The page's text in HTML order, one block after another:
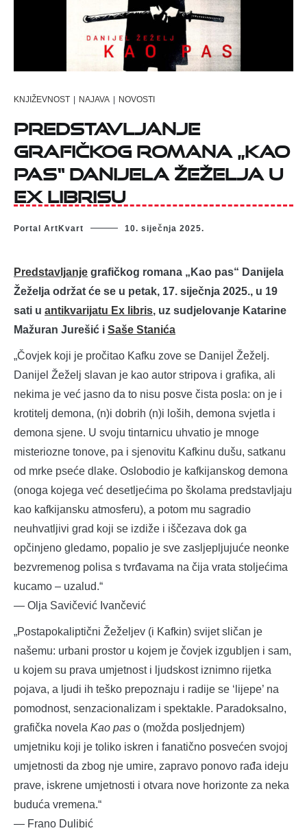
KNJIŽEVNOST | NAJAVA | NOVOSTI
Predstavljanje
grafičkog romana „Kao
pas“ Danijela Žeželja u
Ex librisu
Portal ArtKvart 10. siječnja 2025.
Predstavljanje grafičkog romana „Kao pas“ Danijela
Žeželja održat će se u petak, 17. siječnja 2025., u 19
sati u antikvarijatu Ex libris, uz sudjelovanje Katarine
Mažuran Jurešić i Saše Stanića
„Čovjek koji je pročitao Kafku zove se Danijel Žeželj.
Danijel Žeželj slavan je kao autor stripova i grafika, ali
nekima je već jasno da to nisu posve čista posla: on je i
krotitelj demona, (n)i dobrih (n)i loših, demona svjetla i
demona sjene. U svoju tintarnicu uhvatio je mnoge
misteriozne tonove, pa i sjenovitu Kafkinu dušu, satkanu
od mrke pseće dlake. Oslobodio je kafkijanskog demona
(onoga kojega već desetljećima po školama predstavljaju
kao kafkijansku atmosferu), a potom mu sagradio
neuhvatljivi grad koji se izdiže i iščezava dok ga
opčinjeno gledamo, popalio je sve zasljepljujuće neonke
bezvremenog polisa s tvrđavama na čija vrata stoljećima
kucamo – uzalud.“
— Olja Savičević Ivančević
„Postapokaliptični Žeželjev (i Kafkin) svijet sličan je
našemu: urbani prostor u kojem je čovjek izgubljen i sam,
u kojem su prava umjetnost i ljudskost iznimno rijetka
pojava, a ljudi ih teško prepoznaju i radije se ‘lijepe’ na
pomodnost, senzacionalizam i spektakle. Paradoksalno,
grafička novela Kao pas o (možda posljednjem)
umjetniku koji je toliko iskren i fanatično posvećen svojoj
umjetnosti da zbog nje umire, zapravo ponovo rađa ideju
prave, iskrene umjetnosti i otvara nove horizonte za neka
buduća vremena.“
— Frano Dulibić